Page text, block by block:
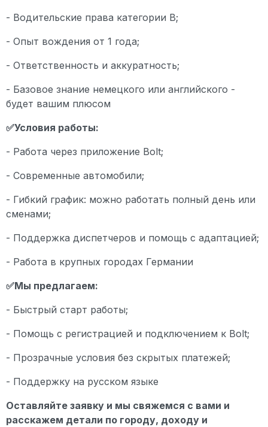
- Водительские права категории B;
- Опыт вождения от 1 года;
- Ответственность и аккуратность;
- Базовое знание немецкого или английского -
будет вашим плюсом
✅Условия работы:
- Работа через приложение Bolt;
- Современные автомобили;
- Гибкий график: можно работать полный день или
сменами;
- Поддержка диспетчеров и помощь с адаптацией;
- Работа в крупных городах Германии
✅Мы предлагаем:
- Быстрый старт работы;
- Помощь с регистрацией и подключением к Bolt;
- Прозрачные условия без скрытых платежей;
- Поддержку на русском языке
Оставляйте заявку и мы свяжемся с вами и
расскажем детали по городу, доходу и